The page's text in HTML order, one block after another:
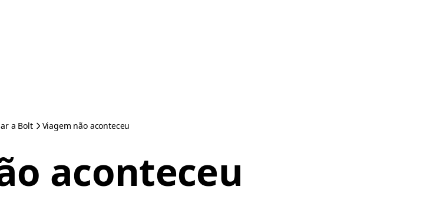
a Bolt Viagem não aconteceu
aconteceu